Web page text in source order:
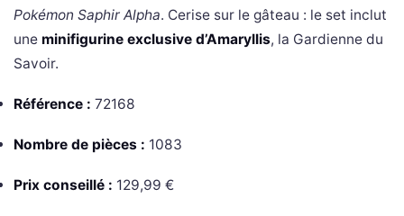
Pokémon Saphir Alpha. Cerise sur le gâteau : le set inclut
une minifigurine exclusive d’Amaryllis, la Gardienne du
Savoir.
Référence : 72168
Nombre de pièces : 1083
Prix conseillé : 129,99 €